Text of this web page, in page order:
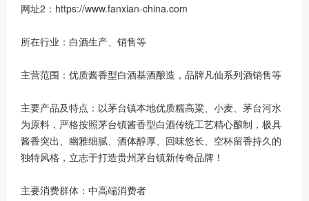
网址2：https://www.fanxian-china.com
所在行业：白酒生产、销售等
主营范围：优质酱香型白酒基酒酿造，品牌凡仙系列酒销售等
主要产品及特点：以茅台镇本地优质糯高粱、小麦、茅台河水
为原料，严格按照茅台镇酱香型白酒传统工艺精心酿制，极具
酱香突出、幽雅细腻、酒体醇厚、回味悠长、空杯留香持久的
独特风格，立志于打造贵州茅台镇新传奇品牌！
主要消费群体：中高端消费者